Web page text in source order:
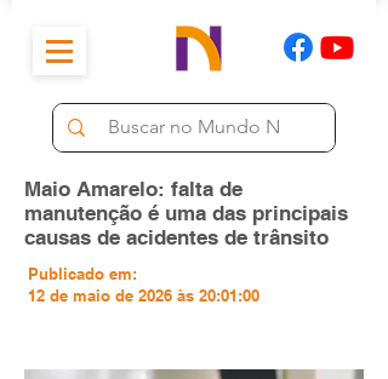
Maio Amarelo: falta de
manutenção é uma das principais
causas de acidentes de trânsito
Publicado em:
12 de maio de 2026 às 20:01:00